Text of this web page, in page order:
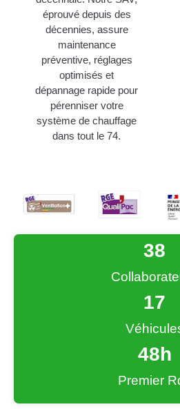
éprouvé depuis des
décennies, assure
maintenance
préventive, réglages
optimisés et
dépannage rapide pour
pérenniser votre
système de chauffage
dans tout le 74.
38
17
Premier
48h